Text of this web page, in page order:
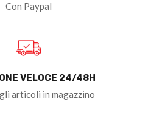
Con Paypal
VELOCE 24/48H
articoli in magazzino